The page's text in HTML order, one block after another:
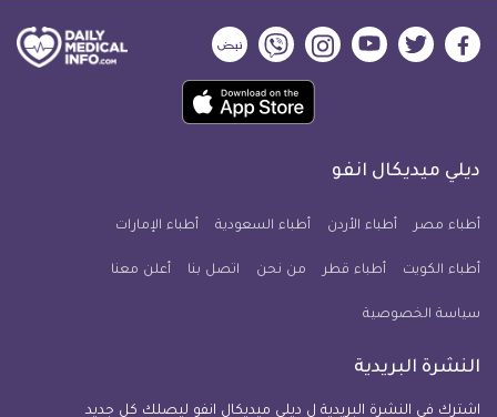
ديلي
فيسبوك
ديلي
تويتر
ديلي
ميديكال
يوتيوب
ديلي
ميديكال
انفو
ديلي
ميديكال
انفو
ديلي
ميديكال
انفو
حمل
تطبيق
معلومة
للآيفون
ديلي ميديكال انفو
أطباء مصر أطباء الأردن أطباء السعودية أطباء الإمارات
أطباء الكويت أطباء قطر من نحن اتصل بنا أعلن معنا
سياسة الخصوصية
النشرة البريدية
اشترك في النشرة البريدية ل ديلي ميديكال انفو ليصلك كل جديد